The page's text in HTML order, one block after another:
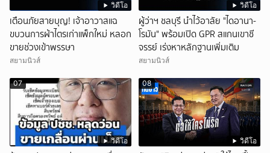
วิดีโอ
เตือนภัยสายบุญ! เจ้าอาวาสแฉ
ขบวนการผ้าไตรเก่าแพ็กใหม่ หลอก
ขายช่วงเข้าพรรษา
สยามนิวส์
วิดีโอ
ผู้ว่าฯ ชลบุรี นำไว้อาลัย "ไดอานา-
โรมัน" พร้อมเปิด GPR สแกนเขาชี
จรรย์ เร่งหาหลักฐานเพิ่มเติม
สยามนิวส์
วิดีโอ
07
วิดีโอ
08